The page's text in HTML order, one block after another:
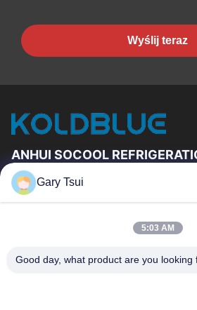
Wyślij teraz
ANHUI SOCOOL
Szybkie Linki
O Nas
Wycieczka Po Fabryce
Gary Tsui
5:03 AM
Good day, what product are you looking